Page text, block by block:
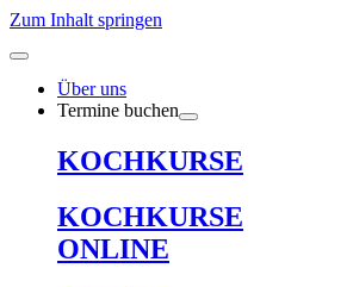
Zum Inhalt springen
Über uns
Termine buchen
KOCHKURSE
KOCHKURSE
ONLINE